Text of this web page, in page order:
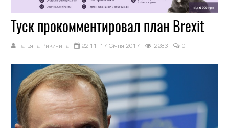
Туск прокомментировал план Brexit
Татьяна Рикичина 22:11, 17 Січня 2017 2283 0